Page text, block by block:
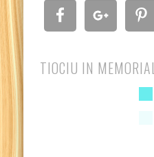
TIOCIU IN MEMORIAL